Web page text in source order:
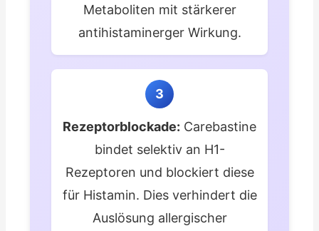
Metaboliten mit stärkerer
antihistaminerger Wirkung.
3
Rezeptorblockade: Carebastine
bindet selektiv an H1-
Rezeptoren und blockiert diese
für Histamin. Dies verhindert die
Auslösung allergischer